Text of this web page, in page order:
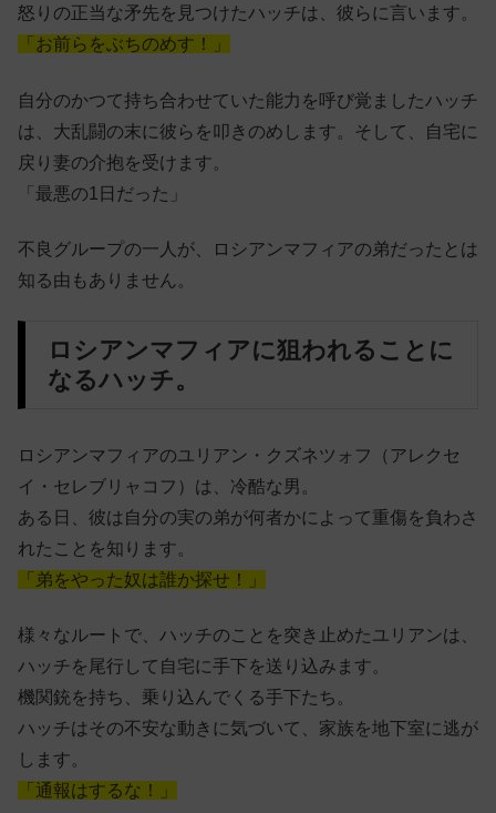
怒りの正当な矛先を見つけたハッチは、彼らに言います。
「お前らをぶちのめす！」
自分のかつて持ち合わせていた能力を呼び覚ましたハッチ
は、大乱闘の末に彼らを叩きのめします。そして、自宅に
戻り妻の介抱を受けます。
「最悪の1日だった」
不良グループの一人が、ロシアンマフィアの弟だったとは
知る由もありません。
ロシアンマフィアに狙われることに
なるハッチ。
ロシアンマフィアのユリアン・クズネツォフ（アレクセ
イ・セレブリャコフ）は、冷酷な男。
ある日、彼は自分の実の弟が何者かによって重傷を負わさ
れたことを知ります。
「弟をやった奴は誰か探せ！」
様々なルートで、ハッチのことを突き止めたユリアンは、
ハッチを尾行して自宅に手下を送り込みます。
機関銃を持ち、乗り込んでくる手下たち。
ハッチはその不安な動きに気づいて、家族を地下室に逃が
します。
「通報はするな！」